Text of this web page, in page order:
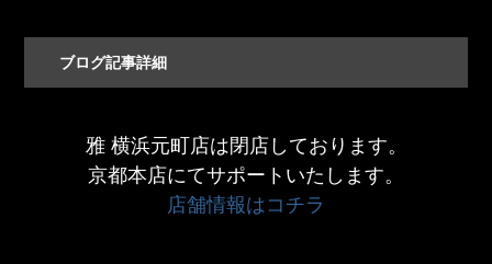
ブログ記事詳細
雅 横浜元町店は閉店しております。
京都本店にてサポートいたします。
店舗情報はコチラ